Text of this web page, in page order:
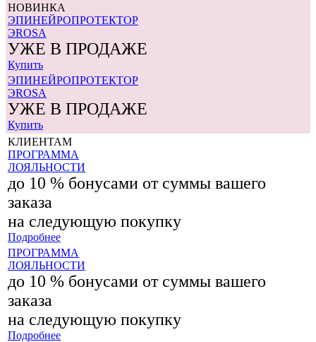
НОВИНКА
ЭПИНЕЙРОПРОТЕКТОР
ЭROSA
УЖЕ В ПРОДАЖЕ
Купить
ЭПИНЕЙРОПРОТЕКТОР
ЭROSA
УЖЕ В ПРОДАЖЕ
Купить
КЛИЕНТАМ
ПРОГРАММА
ЛОЯЛЬНОСТИ
до 10 % бонусами от суммы вашего
заказа
на следующую покупку
Подробнее
ПРОГРАММА
ЛОЯЛЬНОСТИ
до 10 % бонусами от суммы вашего
заказа
на следующую покупку
Подробнее